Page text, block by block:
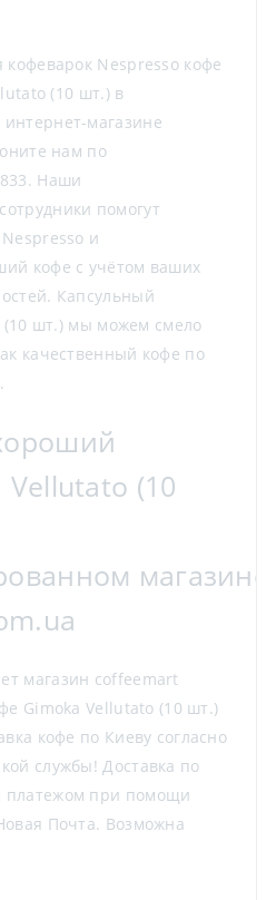
Nespresso кофе
(10 шт.) в
магазине
нам по
Наши
помогут
и
кофе с учётом ваших
Капсульный
(10 шт.) мы можем смело
качественный кофе по
(10
магазине
магазин coffeemart
Gimoka Vellutato (10 шт.)
кофе по Киеву согласно
службы! Доставка по
при помощи
Почта. Возможна